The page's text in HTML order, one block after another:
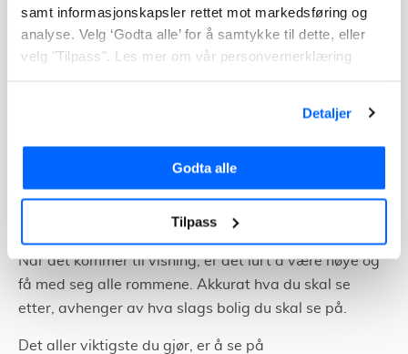
samt informasjonskapsler rettet mot markedsføring og
analyse. Velg ‘Godta alle’ for å samtykke til dette, eller
velg "Tilpass". Les mer om vår personvernerklæring
Detaljer
Godta alle
Tilpass
Andre ting du burde undersøke:
Les tilstandsrapport for å lese mer om boligens:
Hva er det viktigste å se etter?
Når det kommer til visning, er det lurt å være nøye og
få med seg alle rommene. Akkurat hva du skal se
etter, avhenger av hva slags bolig du skal se på.
Det aller viktigste du gjør, er å se på